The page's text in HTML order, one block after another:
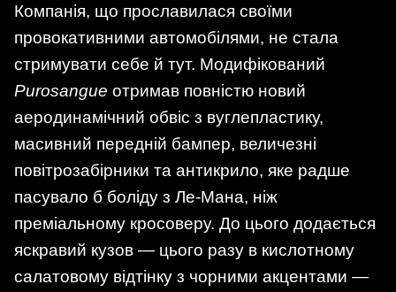
Компанія, що прославилася своїми
провокативними автомобілями, не стала
стримувати себе й тут. Модифікований
Purosangue отримав повністю новий
аеродинамічний обвіс з вуглепластику,
масивний передній бампер, величезні
повітрозабірники та антикрило, яке радше
пасувало б боліду з Ле-Мана, ніж
преміальному кросоверу. До цього додається
яскравий кузов — цього разу в кислотному
салатовому відтінку з чорними акцентами —